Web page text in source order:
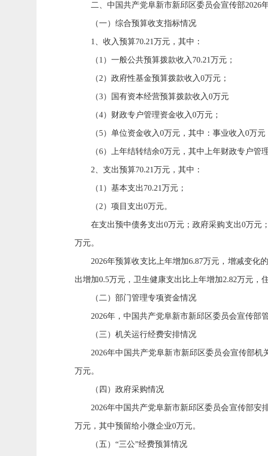
二、中国共产党阜新市新邱区委员会宣传部2026
（一）综合预算收支指标情况
1、收入预算70.21万元，其中：
（1）一般公共预算拨款收入70.21万元；
（2）政府性基金预算拨款收入0万元；
（3）国有资本经营预算拨款收入0万元
（4）财政专户管理资金收入0万元；
（5）单位资金收入0万元，其中：事业收入0万
（6）上年结转结余0万元，其中上年财政专户
2、支出预算70.21万元，其中：
（1）基本支出70.21万元；
（2）项目支出0万元。
在支出预中债务支出0万元；政府采购支出0万元
万元。
2026年预算收支比上年增加6.87万元，增减变化
出增加0.5万元，卫生健康支出比上年增加2.82万元，
（二）部门管理专项资金情况
2026年，中国共产党阜新市新邱区委员会宣传部
（三）机关运行经费安排情况
2026年中国共产党阜新市新邱区委员会宣传部
万元。
（四）政府采购情况
2026年中国共产党阜新市新邱区委员会宣传部
万元，其中预留给小微企业0万元。
（五）“三公”经费预算情况